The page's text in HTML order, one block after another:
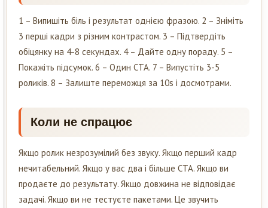
1 – Випишіть біль і результат однією фразою. 2 – Зніміть
3 перші кадри з різним контрастом. 3 – Підтвердіть
обіцянку на 4-8 секундах. 4 – Дайте одну пораду. 5 –
Покажіть підсумок. 6 – Один CTA. 7 – Випустіть 3-5
роликів. 8 – Залиште переможця за 10s і досмотрами.
Коли не спрацює
Якщо ролик незрозумілий без звуку. Якщо перший кадр
нечитабельний. Якщо у вас два і більше CTA. Якщо ви
продаєте до результату. Якщо довжина не відповідає
задачі. Якщо ви не тестуєте пакетами. Це звучить